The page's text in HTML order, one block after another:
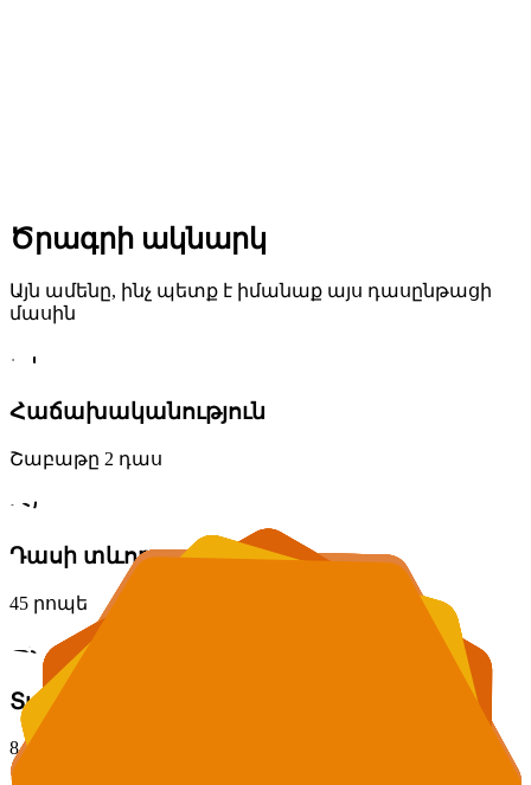
Ծրագրի ակնարկ
Այն ամենը, ինչ պետք է իմանաք այս դասընթացի
մասին
Հաճախականություն
Շաբաթը 2 դաս
Դասի տևողությունը
45 րոպե
Տարիք
8-11 տարեկան